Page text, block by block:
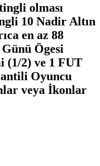
olması
10 Nadir Altın
en az 88
Ögesi
(1/2) ve 1 FUT
Oyuncu
veya İkonlar